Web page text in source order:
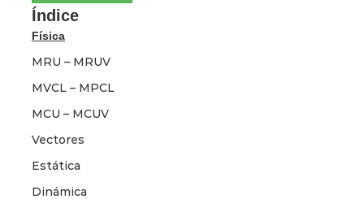
Índice
Física
MRU – MRUV
MVCL – MPCL
MCU – MCUV
Vectores
Estática
Dinámica